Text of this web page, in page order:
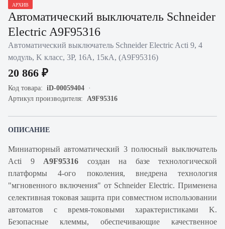
АРХИВ
Автоматический выключатель Schneider
Electric A9F95316
Автоматический выключатель Schneider Electric Acti 9, 4
модуль, K класс, 3P, 16А, 15кА, (A9F95316)
20 866 ₽
Код товара: iD-00059404
Артикул производителя: A9F95316
ОПИСАНИЕ
Миниатюрный автоматический 3 полюсный выключатель
Acti 9 A9F95316 создан на базе технологической
платформы 4-ого поколения, внедрена технология
"мгновенного включения" от Schneider Electric. Применена
селективная токовая защита при совместном использовании
автоматов с время-токовыми характеристиками K.
Безопасные клеммы, обеспечивающие качественное